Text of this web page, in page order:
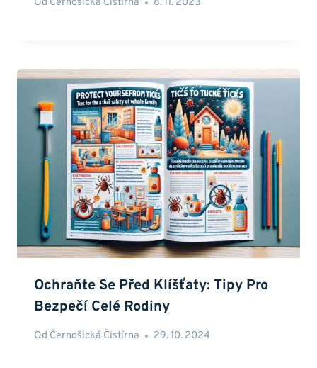
Ochraňte Se Před Klíšťaty: Tipy Pro
Bezpečí Celé Rodiny
Od Černošická Čistírna 29. 10. 2024